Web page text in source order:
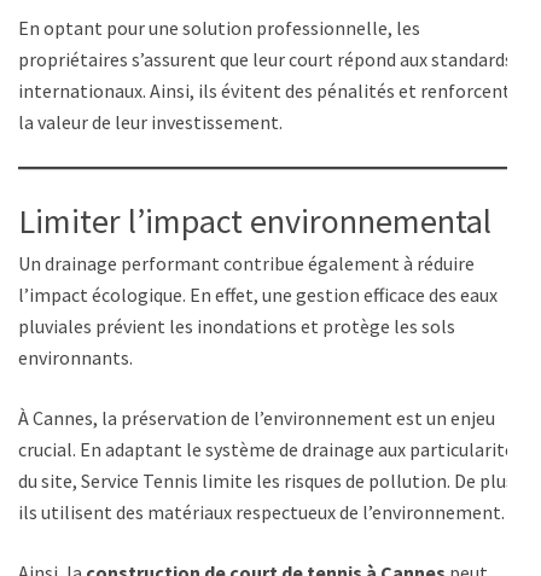
En optant pour une solution professionnelle, les
propriétaires s’assurent que leur court répond aux standards
internationaux. Ainsi, ils évitent des pénalités et renforcent
la valeur de leur investissement.
Limiter l’impact environnemental
Un drainage performant contribue également à réduire
l’impact écologique. En effet, une gestion efficace des eaux
pluviales prévient les inondations et protège les sols
environnants.
À Cannes, la préservation de l’environnement est un enjeu
crucial. En adaptant le système de drainage aux particularités
du site, Service Tennis limite les risques de pollution. De plus,
ils utilisent des matériaux respectueux de l’environnement.